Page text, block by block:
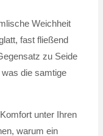
Weichheit
fast fließend
zu Seide
die samtige
unter Ihren
warum ein